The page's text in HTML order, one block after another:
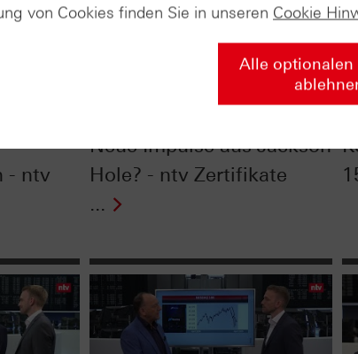
- ntv
Neue Impulse aus Jackson
Hole? - ntv Zertifikate
...
von Cookies finden Sie in unseren Cookie
Alle optionalen